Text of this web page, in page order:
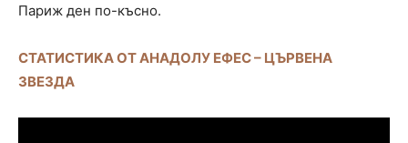
Париж ден по-късно.
СТАТИСТИКА ОТ АНАДОЛУ ЕФЕС – ЦЪРВЕНА
ЗВЕЗДА